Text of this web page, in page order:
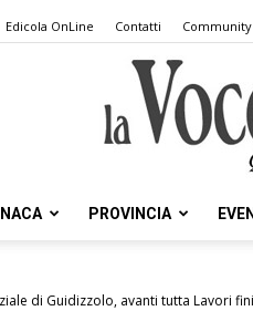
Edicola OnLine Contatti Community
PROVINCIA
di Guidizzolo, avanti tutta Lavori